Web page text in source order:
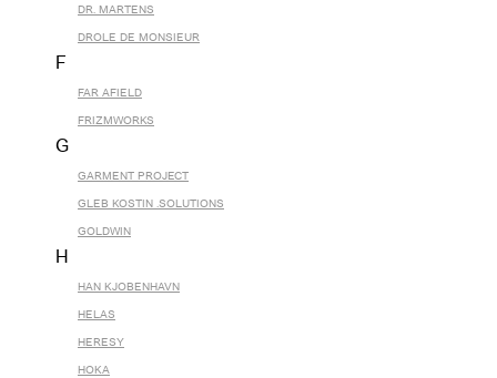
DR. MARTENS
DROLE DE MONSIEUR
F
FAR AFIELD
FRIZMWORKS
G
GARMENT PROJECT
GLEB KOSTIN .SOLUTIONS
GOLDWIN
H
HAN KJOBENHAVN
HELAS
HERESY
HOKA